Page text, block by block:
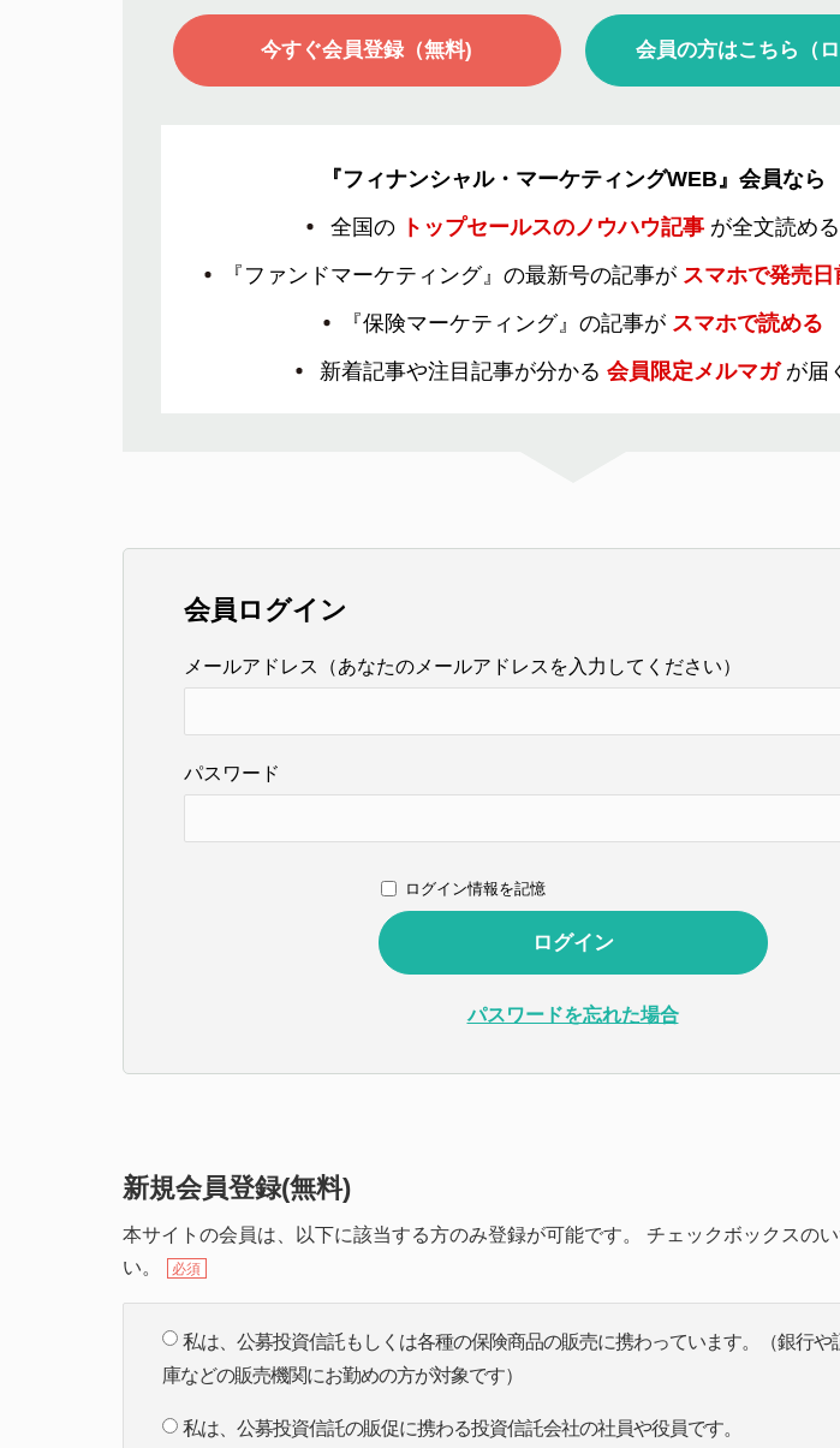
今すぐ会員登録（無料) 会員の方はこちら（ロ
『フィナンシャル・マーケティングWEB』会員なら
全国のトップセールスのノウハウ記事が全文読める
『ファンドマーケティング』の最新号の記事がスマホで発売日
『保険マーケティング』の記事がスマホで読める
新着記事や注目記事が分かる 会員限定メルマガが届
会員ログイン
メールアドレス（あなたのメールアドレスを入力してください）
パスワード
ログイン情報を記憶
パスワードを忘れた場合
新規会員登録(無料)
本サイトの会員は、以下に該当する方のみ登録が可能です。 チェックボックスの
い。
必須
私は、公募投資信託もしくは各種の保険商品の販売に携わっています。（銀行や
庫などの販売機関にお勤めの方が対象です）
私は、公募投資信託の販促に携わる投資信託会社の社員や役員です。